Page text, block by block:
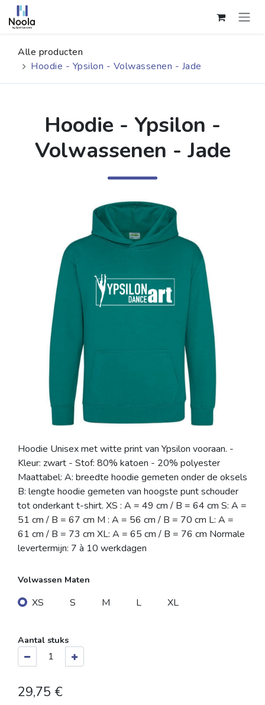
Overslaan naar inhoud
Alle producten
Hoodie - Ypsilon - Volwassenen - Jade
Hoodie - Ypsilon -
Volwassenen - Jade
Hoodie Unisex met witte print van Ypsilon vooraan. -
Kleur: zwart - Stof: 80% katoen - 20% polyester
Maattabel: A: breedte hoodie gemeten onder de oksels
B: lengte hoodie gemeten van hoogste punt schouder
tot onderkant t-shirt. XS : A = 49 cm / B = 64 cm S: A =
51 cm / B = 67 cm M : A = 56 cm / B = 70 cm L: A =
61 cm / B = 73 cm XL: A = 65 cm / B = 76 cm Normale
levertermijn: 7 à 10 werkdagen
Volwassen Maten
XS S M L XL
Aantal stuks
29,75 €